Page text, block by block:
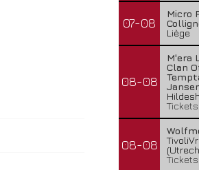
07-08
Micro
Liège
08-08
M'era
Clan
Tickets
08-08
Tickets